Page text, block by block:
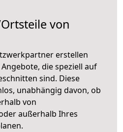
von
erstellen
die speziell auf
sind. Diese
unabhängig davon, ob
von
außerhalb Ihres